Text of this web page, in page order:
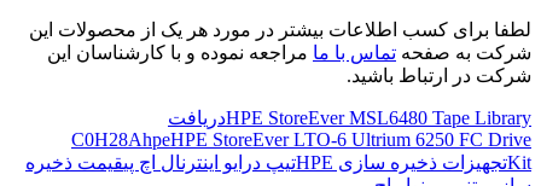
لطفا برای کسب اطلاعات بیشتر در مورد هر یک از محصولات این
شرکت به صفحه تماس با ما مراجعه نموده و با کارشناسان این
شرکت در ارتباط باشید.
HPE StoreEver MSL6480 Tape Libraryدریافت
C0H28AhpeHPE StoreEver LTO-6 Ultrium 6250 FC Drive
Kitتجهیزات ذخیره سازی HPE تیپ درایو اینترنال اچ پیقیمت ذخیره